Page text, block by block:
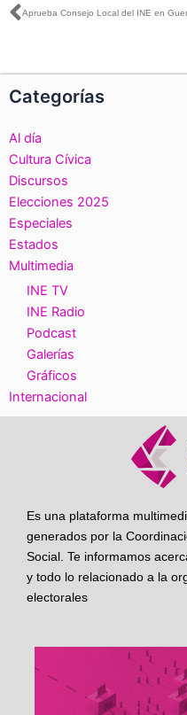
Ant
Categorías
Al día
Cultura Cívica
Discursos
Elecciones 2025
Especiales
Estados
Multimedia
INE TV
INE Radio
Podcast
Galerías
Gráficos
Internacional
Es una plataforma
generados por la
Social. Te informamos
y todo lo relacionado a la
electorales